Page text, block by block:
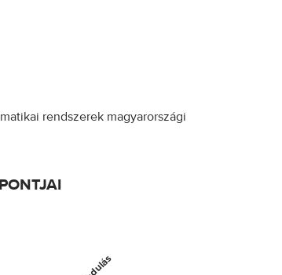
rendszerek magyarországi